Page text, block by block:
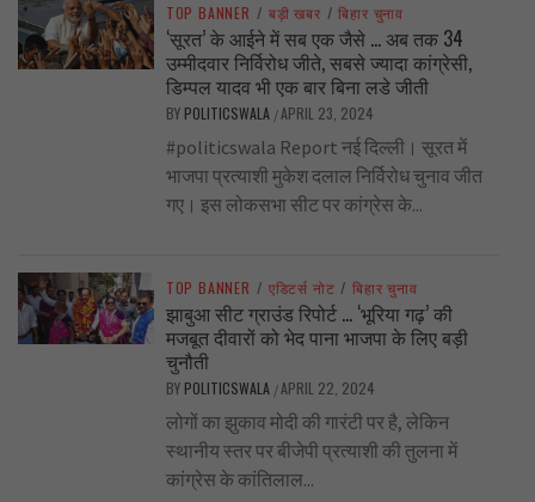
TOP BANNER / बड़ी खबर / बिहार चुनाव
‘सूरत’ के आईने में सब एक जैसे … अब तक 34
उम्मीदवार निर्विरोध जीते, सबसे ज्यादा कांग्रेसी,
डिम्पल यादव भी एक बार बिना लडे जीती
BY POLITICSWALA /APRIL 23, 2024
#politicswala Report नई दिल्ली। सूरत में
भाजपा प्रत्याशी मुकेश दलाल निर्विरोध चुनाव जीत
गए। इस लोकसभा सीट पर कांग्रेस के...
TOP BANNER / एडिटर्स नोट / बिहार चुनाव
झाबुआ सीट ग्राउंड रिपोर्ट … ‘भूरिया गढ़’ की
मजबूत दीवारों को भेद पाना भाजपा के लिए बड़ी
चुनौती
BY POLITICSWALA /APRIL 22, 2024
लोगों का झुकाव मोदी की गारंटी पर है, लेकिन
स्थानीय स्तर पर बीजेपी प्रत्याशी की तुलना में
कांग्रेस के कांतिलाल...